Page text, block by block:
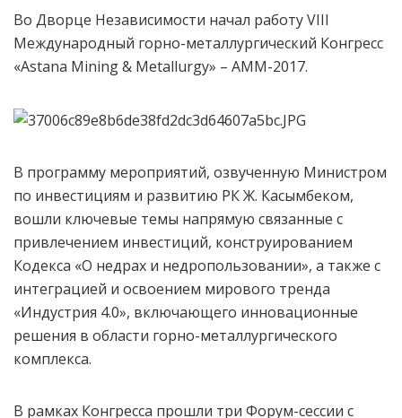
Во Дворце Независимости начал работу VIII
Международный горно-металлургический Конгресс
«Astana Mining & Metallurgy» – АММ-2017.
В программу мероприятий, озвученную Министром
по инвестициям и развитию РК Ж. Касымбеком,
вошли ключевые темы напрямую связанные с
привлечением инвестиций, конструированием
Кодекса «О недрах и недропользовании», а также с
интеграцией и освоением мирового тренда
«Индустрия 4.0», включающего инновационные
решения в области горно-металлургического
комплекса.
В рамках Конгресса прошли три Форум-сессии с